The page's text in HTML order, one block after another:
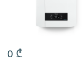
0 ₾